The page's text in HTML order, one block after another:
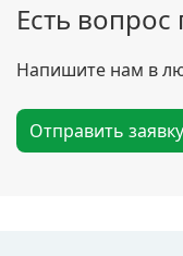
Есть вопрос
Напишите нам в
Отправить заявку